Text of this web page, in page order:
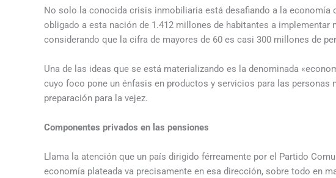
No solo la conocida crisis inmobiliaria está desafiando a la economía
obligado a esta nación de 1.412 millones de habitantes a implementar
considerando que la cifra de mayores de 60 es casi 300 millones de
Una de las ideas que se está materializando es la denominada
cuyo foco pone un énfasis en productos y servicios para las personas
preparación para la vejez.
Componentes privados en las pensiones
Llama la atención que un país dirigido férreamente por el Partido
economía plateada va precisamente en esa dirección, sobre todo